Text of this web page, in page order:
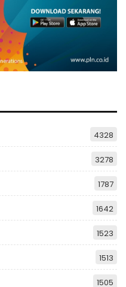
4328
3278
1787
1642
1523
1513
1505